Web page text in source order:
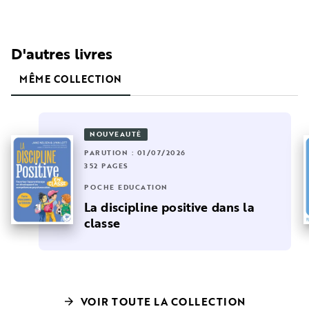
D'autres livres
MÊME COLLECTION
NOUVEAUTÉ
PARUTION : 01/07/2026
352 PAGES
POCHE EDUCATION
La discipline positive dans la
classe
arrow_forward VOIR TOUTE LA COLLECTION